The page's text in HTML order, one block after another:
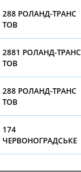
288 РОЛАНД-ТРАНС
ТОВ
2881 РОЛАНД-ТРАНС
ТОВ
288 РОЛАНД-ТРАНС
ТОВ
174
ЧЕРВОНОГРАДСЬКЕ